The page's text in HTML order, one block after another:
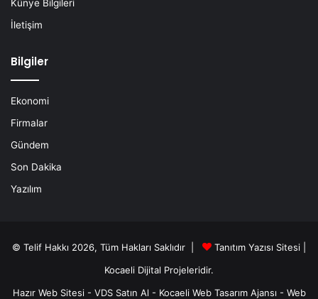
Künye Bilgileri
İletişim
Bilgiler
Ekonomi
Firmalar
Gündem
Son Dakika
Yazılım
© Telif Hakkı 2026, Tüm Hakları Saklıdır |
Tanıtım Yazısı Sitesi |
Kocaeli Dijital Projeleridir.
Hazır Web Sitesi- VDS Satın Al - Kocaeli Web Tasarım Ajansı - Web